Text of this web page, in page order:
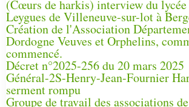
(Cœurs de harkis) interview du lycée
Leygues de Villeneuve-sur-lot à
Création de l'Association
Dordogne Veuves et Orphelins,
commencé.
Décret n°2025-256 du 20 mars 2025
Général-2S-Henry-Jean-Fournier
serment rompu
Groupe de travail des associations